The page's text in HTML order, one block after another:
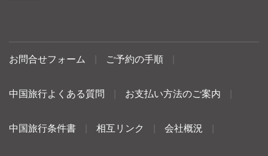
お問合せフォーム ご予約の手順
中国旅行よくある質問 お支払い方法のご案内
中国旅行条件書 相互リンク 会社概況